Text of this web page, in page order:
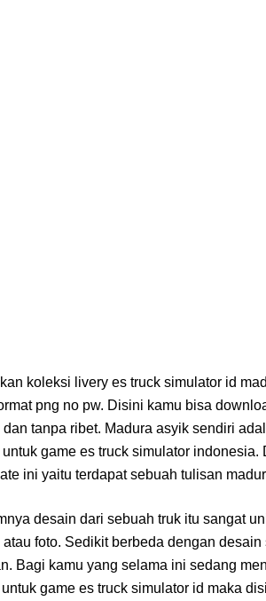
koleksi livery es truck simulator id
png no pw. Disini kamu bisa
dan tanpa ribet. Madura asyik sendiri
untuk game es truck simulator
ini yaitu terdapat sebuah tulisan
desain dari sebuah truk itu sangat
atau foto. Sedikit berbeda dengan
Bagi kamu yang selama ini sedang
game es truck simulator id maka